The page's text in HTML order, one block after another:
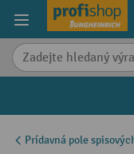
content
Prídavná pole